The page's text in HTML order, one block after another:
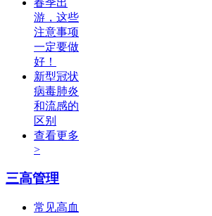
春季出
游，这些
注意事项
一定要做
好！
新型冠状
病毒肺炎
和流感的
区别
查看更多
>
三高管理
常见高血